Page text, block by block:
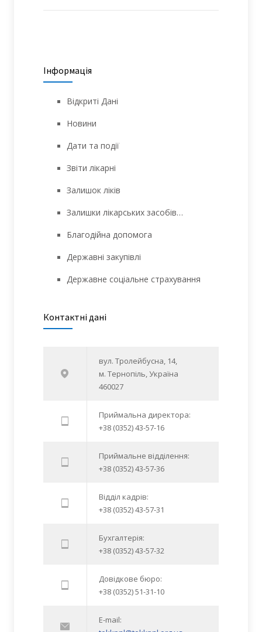
Інформація
Відкриті Дані
Новини
Дати та події
Звіти лікарні
Залишок ліків
Залишки лікарських засобів…
Благодійна допомога
Державні закупівлі
Державне соціальне страхування
Контактні дані
вул. Тролейбусна, 14,
м. Тернопіль, Україна
460027
Приймальна директора:
+38 (0352) 43-57-16
Приймальне відділення:
+38 (0352) 43-57-36
Відділ кадрів:
+38 (0352) 43-57-31
Бухгалтерія:
+38 (0352) 43-57-32
Довідкове бюро:
+38 (0352) 51-31-10
E-mail: